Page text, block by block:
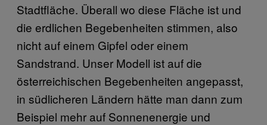
Stadtfläche. Überall wo diese Fläche ist und
die erdlichen Begebenheiten stimmen, also
nicht auf einem Gipfel oder einem
Sandstrand. Unser Modell ist auf die
österreichischen Begebenheiten angepasst,
in südlicheren Ländern hätte man dann zum
Beispiel mehr auf Sonnenenergie und